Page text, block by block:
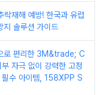
재해 예방! 한국과 유럽
솔루션 가이드
로 편리한 3M&trade; C
자극 없이 강력한 고정
필수 아이템, 158XPP S